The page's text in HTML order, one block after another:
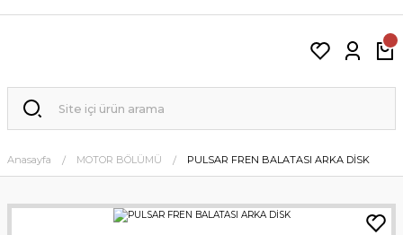
Anasayfa MOTOR BÖLÜMÜ PULSAR FREN BALATASI ARKA DİSK